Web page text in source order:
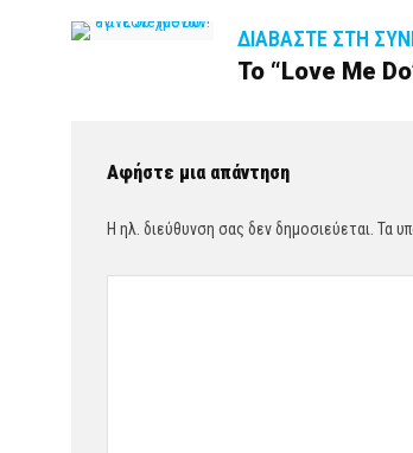
ΔΙΑΒΆΣΤΕ ΣΤΗ
To “Love Me
Αφήστε μια απάντηση
Η ηλ. διεύθυνση σας δεν δημοσιεύεται. Τα